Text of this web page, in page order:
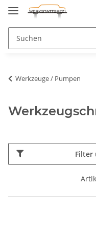
Werkzeuge / Pumpen
Filter